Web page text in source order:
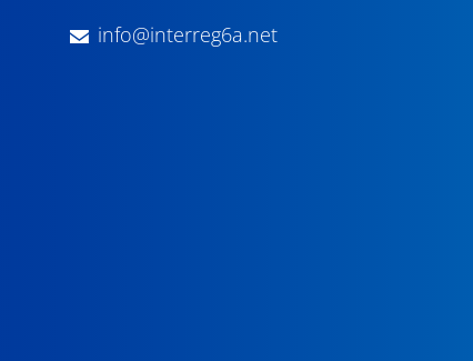
info@interreg6a.net